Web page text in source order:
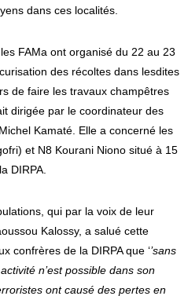
dans ces localités.
FAMa ont organisé du 22 au 23
des récoltes dans lesdites
de faire les travaux champêtres
dirigée par le coordinateur des
Kamaté. Elle a concerné les
et N8 Kourani Niono situé à 15
DIRPA.
qui par la voix de leur
Kalossy, a salué cette
confrères de la DIRPA que ‘’sans
n’est possible dans son
ont causé des pertes en